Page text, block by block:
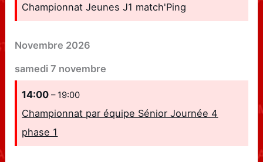
Championnat Jeunes J1 match'Ping
Novembre 2026
samedi 7 novembre
14:00– 19:00
Championnat par équipe Sénior Journée 4
phase 1